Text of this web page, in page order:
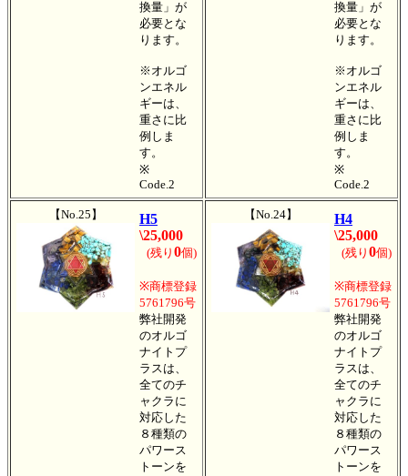
換量」が
必要とな
ります。
※オルゴ
ンエネル
ギーは、
重さに比
例しま
す。
※
Code.2
換量」が
必要とな
ります。
※オルゴ
ンエネル
ギーは、
重さに比
例しま
す。
※
Code.2
【No.25】
H5
\25,000
(残り 0個)
※商標登録
5761796号
弊社開発
のオルゴ
ナイトプ
ラスは、
全てのチ
ャクラに
対応した
８種類の
パワース
トーンを
【No.24】
H4
\25,000
(残り 0個)
※商標登録
5761796号
弊社開発
のオルゴ
ナイトプ
ラスは、
全てのチ
ャクラに
対応した
８種類の
パワース
トーンを